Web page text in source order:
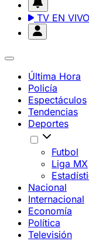
TV EN VIVO
Última Hora
Policía
Espectáculos
Tendencias
Deportes
Futbol
Liga MX
Nacional
Internacional
Economía
Política
Televisión